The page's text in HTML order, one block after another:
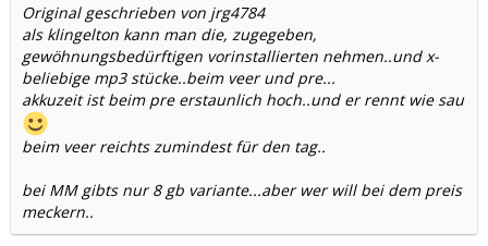
Original geschrieben von jrg4784
als klingelton kann man die, zugegeben,
gewöhnungsbedürftigen vorinstallierten nehmen..und x-
beliebige mp3 stücke..beim veer und pre...
akkuzeit ist beim pre erstaunlich hoch..und er rennt wie sau
beim veer reichts zumindest für den tag..
bei MM gibts nur 8 gb variante...aber wer will bei dem preis
meckern..